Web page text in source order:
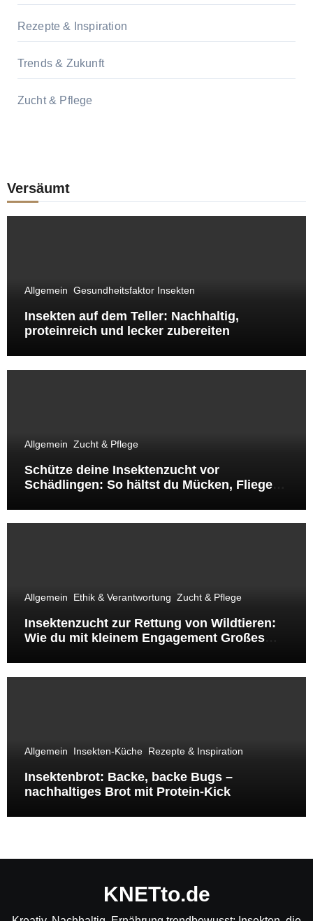
Rezepte & Inspiration
Trends & Zukunft
Zucht & Pflege
Versäumt
Allgemein Gesundheitsfaktor Insekten
Insekten auf dem Teller: Nachhaltig,
proteinreich und lecker zubereiten
Allgemein Zucht & Pflege
Schütze deine Insektenzucht vor
Schädlingen: So hältst du Mücken, Fliegen
Allgemein Ethik & Verantwortung Zucht & Pflege
Insektenzucht zur Rettung von Wildtieren:
Wie du mit kleinem Engagement Großes
Allgemein Insekten-Küche Rezepte & Inspiration
Insektenbrot: Backe, backe Bugs –
nachhaltiges Brot mit Protein-Kick
KNETto.de